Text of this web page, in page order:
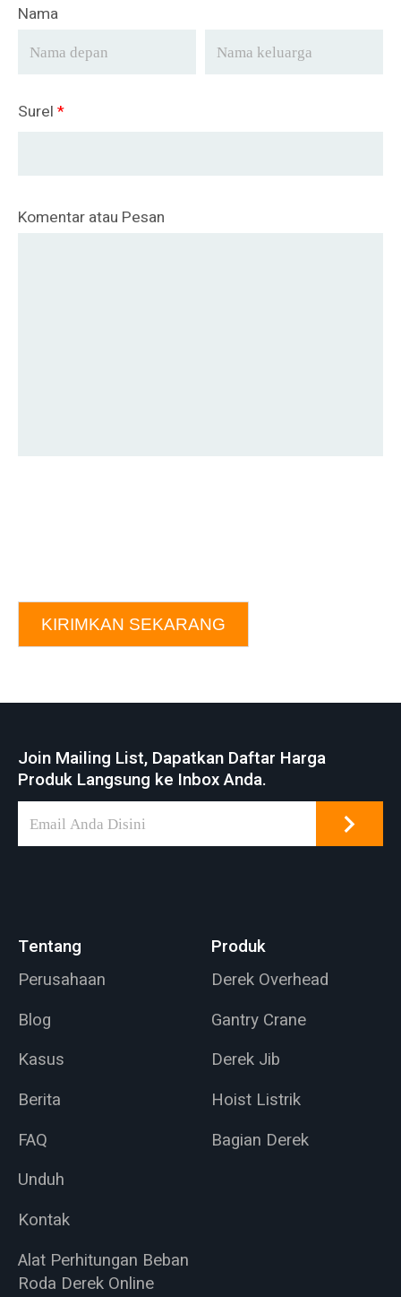
Nama
Surel *
Komentar atau Pesan
KIRIMKAN SEKARANG
Join Mailing List, Dapatkan Daftar Harga
Produk Langsung ke Inbox Anda.
Tentang
Perusahaan
Blog
Kasus
Berita
FAQ
Unduh
Kontak
Alat Perhitungan Beban
Roda Derek Online
Produk
Derek Overhead
Gantry Crane
Derek Jib
Hoist Listrik
Bagian Derek